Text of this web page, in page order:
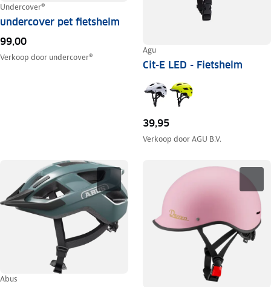
Undercover®
undercover pet fietshelm
99,00
Verkoop door undercover®
Agu
Cit-E LED - Fietshelm
39,95
Verkoop doorAGU B.V.
Abus